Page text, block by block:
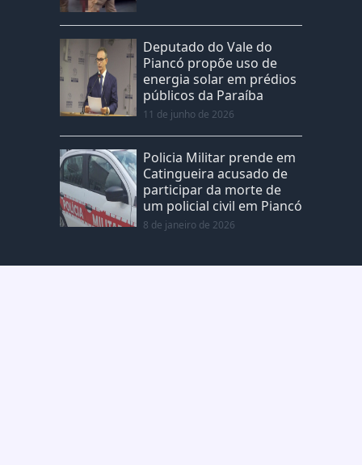
Deputado do Vale do
Piancó propõe uso de
energia solar em prédios
públicos da Paraíba
11 de junho de 2026
Policia Militar prende em
Catingueira acusado de
participar da morte de
um policial civil em Piancó
8 de janeiro de 2026